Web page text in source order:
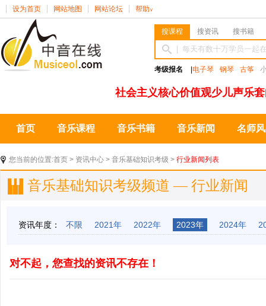
设为首页 网站地图 网站论坛 帮助 ∨
搜课程 搜资讯 搜书籍
考级报名 电子琴 钢琴 古筝
社会主义核心价值观少儿声乐
首页 音乐课程 音乐书籍 音乐新闻 名师
您当前的位置:首页 > 资讯中心 > 音乐基础知识考级 > 行业新闻列表
音乐基础知识考级频道 — 行业新闻
资讯年度： 不限 2021年 2022年 2023年 2024年
对不起，您查找的资讯不存在！